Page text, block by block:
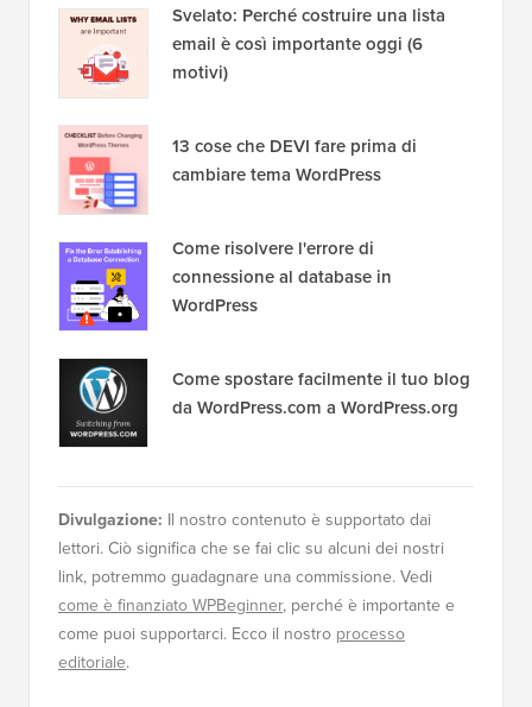
Svelato: Perché costruire una lista
email è così importante oggi (6
motivi)
13 cose che DEVI fare prima di
cambiare tema WordPress
Come risolvere l'errore di
connessione al database in
WordPress
Come spostare facilmente il tuo blog
da WordPress.com a WordPress.org
Divulgazione: Il nostro contenuto è supportato dai
lettori. Ciò significa che se fai clic su alcuni dei nostri
link, potremmo guadagnare una commissione. Vedi
come è finanziato WPBeginner, perché è importante e
come puoi supportarci. Ecco il nostro processo
editoriale.